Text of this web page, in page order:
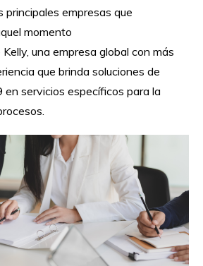
principales empresas que
momento
una empresa global con más
que brinda soluciones de
servicios específicos para la